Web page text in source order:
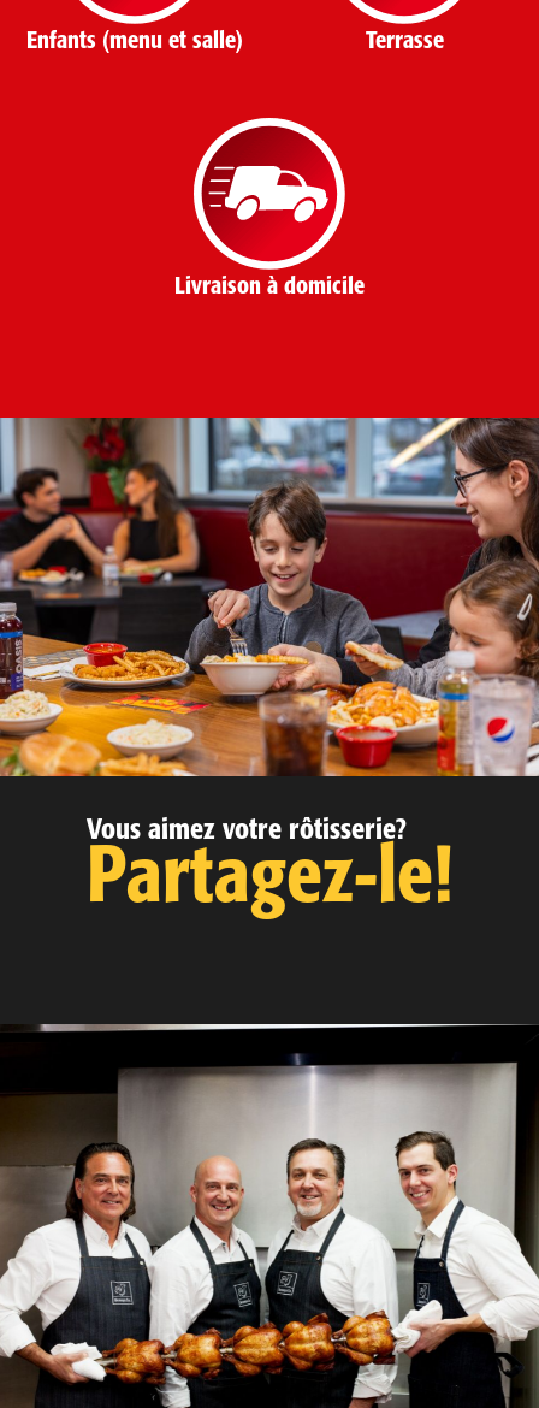
Enfants (menu et salle) Terrasse
Livraison à domicile
Vous aimez votre rôtisserie?
Partagez-le!